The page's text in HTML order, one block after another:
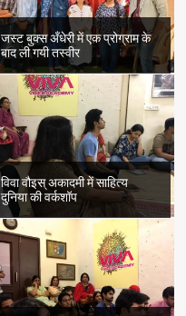
जस्ट बुक्स अँधेरी में एक प्रोग्राम के
बाद ली गयी तस्वीर
विवा वौइस् अकादमी में साहित्य
दुनिया की वर्कशॉप